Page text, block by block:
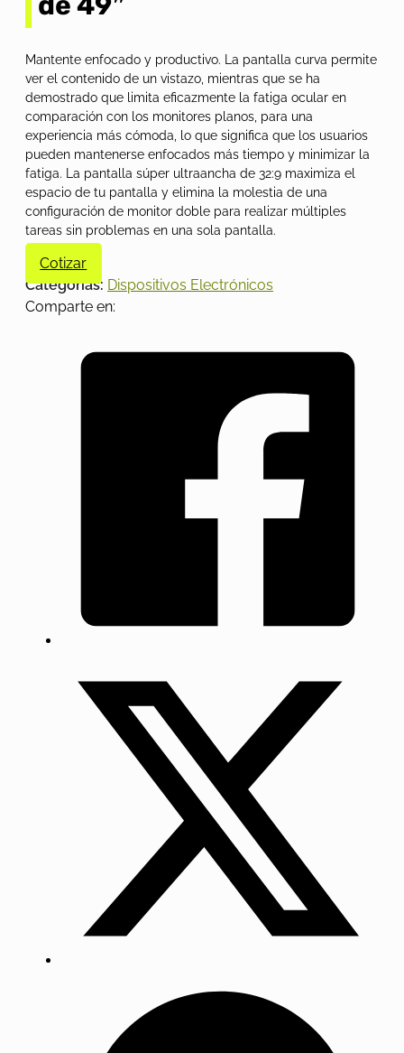
Mantente enfocado y productivo. La pantalla curva permite
ver el contenido de un vistazo, mientras que se ha
demostrado que limita eficazmente la fatiga ocular en
comparación con los monitores planos, para una
experiencia más cómoda, lo que significa que los usuarios
pueden mantenerse enfocados más tiempo y minimizar la
fatiga. La pantalla súper ultraancha de 32:9 maximiza el
espacio de tu pantalla y elimina la molestia de una
configuración de monitor doble para realizar múltiples
tareas sin problemas en una sola pantalla.
Cotizar
Categorías: Dispositivos Electrónicos
Comparte en: